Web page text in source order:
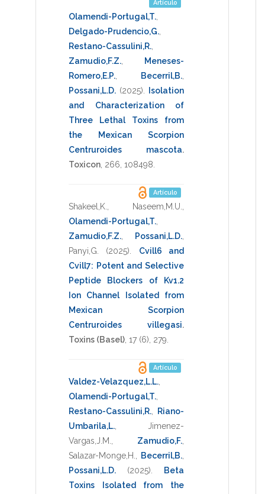
Artículo
Olamendi-Portugal,T.
Delgado-Prudencio,G.
Restano-Cassulini,R.
Zamudio,F.Z.
Meneses-
Romero,E.P.
Becerril,B.
Possani,L.D. (2025)
Isolation
and Characterization of
Three Lethal Toxins from
the Mexican Scorpion
Centruroides mascota.
Toxicon 266 108498
Artículo
Shakeel,K. Naseem,M.U.
Olamendi-Portugal,T.
Zamudio,F.Z.
Possani,L.D.
Panyi,G.
(2025)
Cvill6 and
Cvill7: Potent and Selective
Peptide Blockers of Kv1.2
Ion Channel Isolated from
Mexican Scorpion
Centruroides villegasi.
Toxins (Basel) 17 (6), 279
Artículo
Valdez-Velazquez,L.L.
Olamendi-Portugal,T.
Restano-Cassulini,R.
Riano-
Umbarila,L.
Jimenez-
Vargas,J.M.
Zamudio,F.
Salazar-Monge,H.
Becerril,B.
Possani,L.D.
(2025)
Beta
Toxins Isolated from the